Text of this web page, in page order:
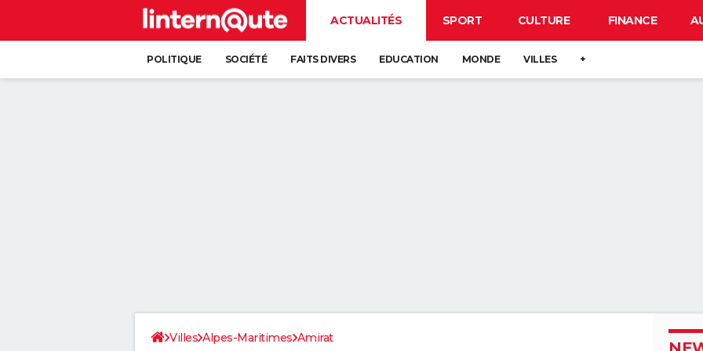
ACTUALITÉS SPORT CULTURE FINANCE
POLITIQUE SOCIÉTÉ FAITS DIVERS EDUCATION MONDE VILLES +
Villes Alpes-Maritimes Amirat